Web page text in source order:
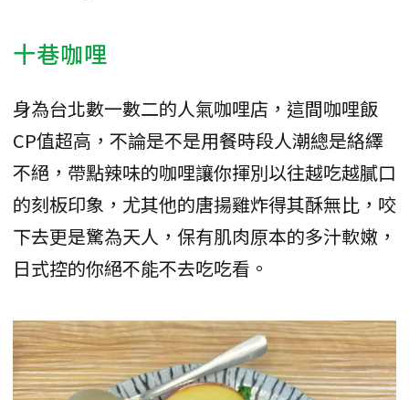
十巷咖哩
身為台北數一數二的人氣咖哩店，這間咖哩飯
CP值超高，不論是不是用餐時段人潮總是絡繹
不絕，帶點辣味的咖哩讓你揮別以往越吃越膩口
的刻板印象，尤其他的唐揚雞炸得其酥無比，咬
下去更是驚為天人，保有肌肉原本的多汁軟嫩，
日式控的你絕不能不去吃吃看。